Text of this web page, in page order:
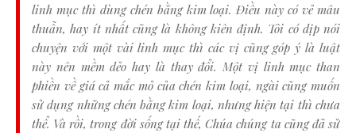
linh mục thì dùng chén bằng kim loại. Điều này có vẻ mâu
thuẫn, hay ít nhất cũng là không kiên định. Tôi có dịp nói
chuyện với một vài linh mục thì các vị cũng góp ý là luật
này nên mềm dẻo hay là thay đổi. Một vị linh mục than
phiền về giá cả mắc mỏ của chén kim loại, ngài cũng muốn
sử dụng những chén bằng kim loại, nhưng hiện tại thì chưa
thể. Và rồi, trong đời sống tại thế, Chúa chúng ta cũng đã sử